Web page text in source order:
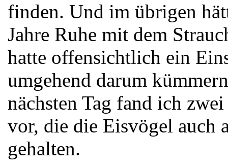
finden. Und im übrigen
Jahre Ruhe mit dem
hatte offensichtlich ein
umgehend darum
nächsten Tag fand ich
vor, die die Eisvögel auch
gehalten.